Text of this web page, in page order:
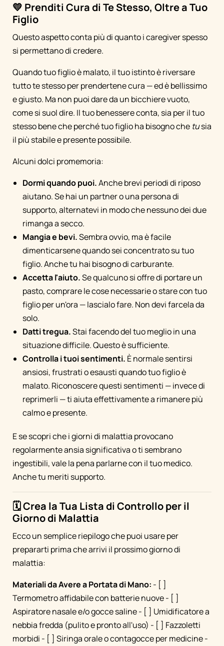
💛 Prenditi Cura di Te Stesso, Oltre a Tuo
Figlio
Questo aspetto conta più di quanto i caregiver spesso
si permettano di credere.
Quando tuo figlio è malato, il tuo istinto è riversare
tutto te stesso per prendertene cura — ed è bellissimo
e giusto. Ma non puoi dare da un bicchiere vuoto,
come si suol dire. Il tuo benessere conta, sia per il tuo
stesso bene che perché tuo figlio ha bisogno che tusia
il più stabile e presente possibile.
Alcuni dolci promemoria:
Dormi quando puoi.Anche brevi periodi di riposo
aiutano. Se hai un partner o una persona di
supporto, alternatevi in modo che nessuno dei due
rimanga a secco.
Mangia e bevi.Sembra ovvio, ma è facile
dimenticarsene quando sei concentrato su tuo
figlio. Anche tu hai bisogno di carburante.
Accetta l'aiuto.Se qualcuno si offre di portare un
pasto, comprare le cose necessarie o stare con tuo
figlio per un'ora — lascialo fare. Non devi farcela da
solo.
Datti tregua.Stai facendo del tuo meglio in una
situazione difficile. Questo è sufficiente.
Controlla i tuoi sentimenti. È normale sentirsi
ansiosi, frustrati o esausti quando tuo figlio è
malato. Riconoscere questi sentimenti — invece di
reprimerli — ti aiuta effettivamente a rimanere più
calmo e presente.
E se scopri che i giorni di malattia provocano
regolarmente ansia significativa o ti sembrano
ingestibili, vale la pena parlarne con il tuo medico.
Anche tu meriti supporto.
🗓️ Crea la Tua Lista di Controllo per il
Giorno di Malattia
Ecco un semplice riepilogo che puoi usare per
prepararti prima che arrivi il prossimo giorno di
malattia:
Materiali da Avere a Portata di Mano: - [ ]
Termometro affidabile con batterie nuove - [ ]
Aspiratore nasale e/o gocce saline - [ ] Umidificatore a
nebbia fredda (pulito e pronto all'uso) - [ ] Fazzoletti
morbidi - [ ] Siringa orale o contagocce per medicine -